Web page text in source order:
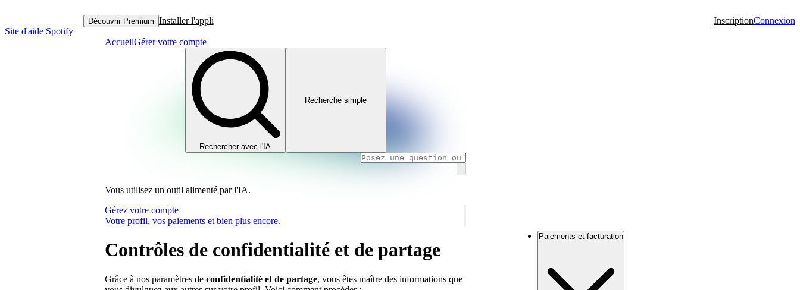
Site d'aide Spotify
Découvrir Premium Installer l'appli InscriptionConnexion
AccueilGérer votre compte
Rechercher avec l'IA
Recherche simple
Vous utilisez un outil alimenté par l'IA.
Gérez votre compte
Votre profil, vos paiements et bien plus encore.
Contrôles de confidentialité et de partage
Grâce à nos paramètres de confidentialité et de partage, vous êtes maître des informations que
Paiements et facturation